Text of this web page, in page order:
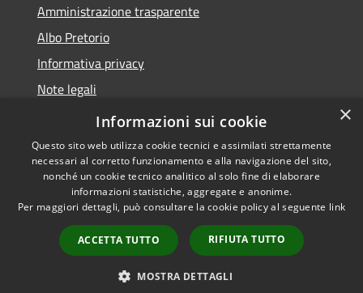
Amministrazione trasparente
Albo Pretorio
Informativa privacy
Note legali
Dichiarazione di accessibilità
Accessibilità
Copyright © 2026 • Comune di
Casalbore • Powered by
Municipium•
Accesso
redazione
×
Informazioni sui cookie
Questo sito web utilizza cookie tecnici e assimilati strettamente
necessari al corretto funzionamento e alla navigazione del sito,
nonché un cookie tecnico analitico al solo fine di elaborare
informazioni statistiche, aggregate e anonime.
Per maggiori dettagli, può consultare la cookie policy al seguente link
ACCETTA TUTTO RIFIUTA TUTTO
MOSTRA DETTAGLI